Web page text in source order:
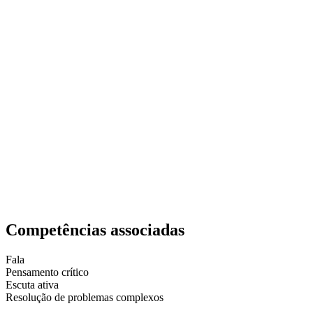
Competências associadas
Fala
Pensamento crítico
Escuta ativa
Resolução de problemas complexos